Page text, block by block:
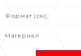
Формат (см):
Материал: